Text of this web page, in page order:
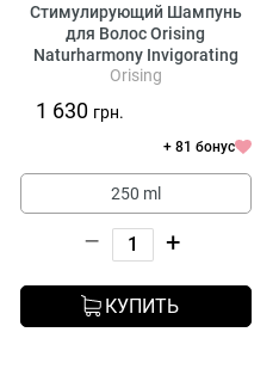
Стимулирующий Шампунь
для Волос Orising
Naturharmony Invigorating
Shampoo
Orising
1 630 грн.
+ 81 бонус
250 ml
– +
КУПИТЬ